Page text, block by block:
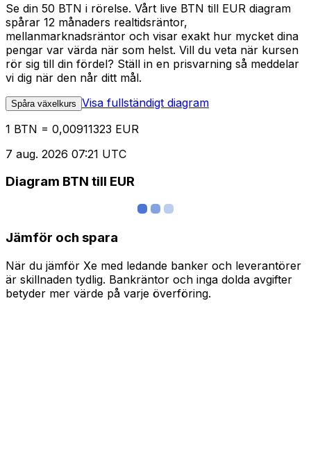
Se din 50 BTN i rörelse. Vårt live BTN till EUR diagram
spårar 12 månaders realtidsräntor,
mellanmarknadsräntor och visar exakt hur mycket dina
pengar var värda när som helst. Vill du veta när kursen
rör sig till din fördel? Ställ in en prisvarning så meddelar
vi dig när den når ditt mål.
Spåra växelkurs Visa fullständigt diagram
1 BTN = 0,00911323 EUR
7 aug. 2026 07:21 UTC
Diagram BTN till EUR
Jämför och spara
När du jämför Xe med ledande banker och leverantörer
är skillnaden tydlig. Bankräntor och inga dolda avgifter
betyder mer värde på varje överföring.